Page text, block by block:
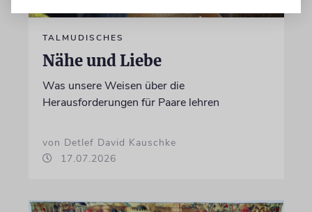
TALMUDISCHES
Nähe und Liebe
Was unsere Weisen über die
Herausforderungen für Paare lehren
von Detlef David Kauschke
17.07.2026